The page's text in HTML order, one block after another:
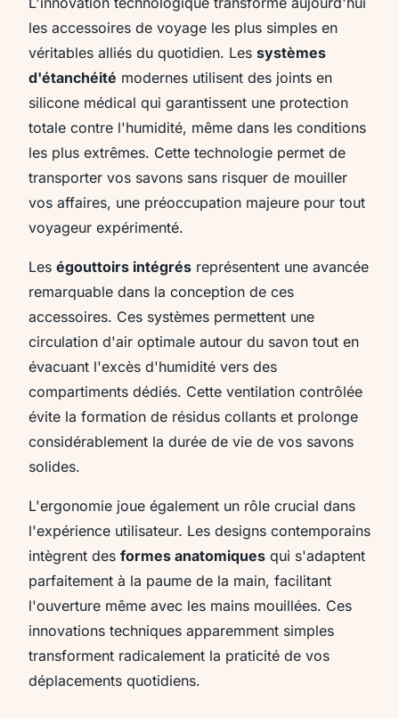
les accessoires de voyage les plus simples en
véritables alliés du quotidien. Les systèmes
d'étanchéité modernes utilisent des joints en
silicone médical qui garantissent une protection
totale contre l'humidité, même dans les conditions
les plus extrêmes. Cette technologie permet de
transporter vos savons sans risquer de mouiller
vos affaires, une préoccupation majeure pour tout
voyageur expérimenté.
Les égouttoirs intégrés représentent une avancée
remarquable dans la conception de ces
accessoires. Ces systèmes permettent une
circulation d'air optimale autour du savon tout en
évacuant l'excès d'humidité vers des
compartiments dédiés. Cette ventilation contrôlée
évite la formation de résidus collants et prolonge
considérablement la durée de vie de vos savons
solides.
L'ergonomie joue également un rôle crucial dans
l'expérience utilisateur. Les designs contemporains
intègrent des formes anatomiques qui s'adaptent
parfaitement à la paume de la main, facilitant
l'ouverture même avec les mains mouillées. Ces
innovations techniques apparemment simples
transforment radicalement la praticité de vos
déplacements quotidiens.